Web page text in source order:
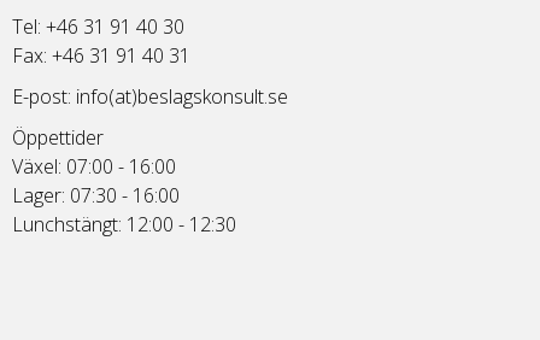
Tel: +46 31 91 40 30
Fax: +46 31 91 40 31
E-post: info(at)beslagskonsult.se
Öppettider
Växel: 07:00 - 16:00
Lager: 07:30 - 16:00
Lunchstängt: 12:00 - 12:30